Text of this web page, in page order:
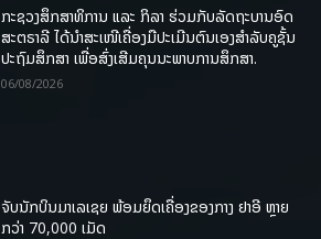
ກະຊວງສຶກສາທິການ ແລະ ກິລາ ຮ່ວມກັບລັດຖະບານອົດ
ສະຕຣາລີ ໄດ້ນຳສະເໜີເຄື່ອງມືປະເມີນຕົນເອງສຳລັບຄູຊັ້ນ
ປະຖົມສຶກສາ ເພື່ອສົ່ງເສີມຄຸນນະພາບການສຶກສາ.
06/08/2026
ຈັບນັກບິນມາເລເຊຍ ພ້ອມຍຶດເຄື່ອງຂອງກາງ ຢາອີ ຫຼາຍ
ກວ່າ 70,000 ເມັດ